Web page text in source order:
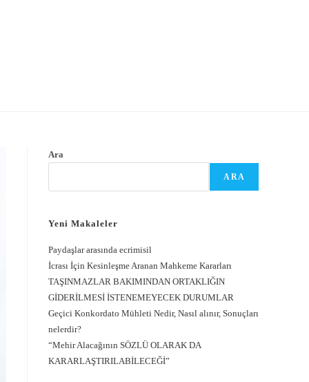
Ara
ARA
Yeni Makaleler
Paydaşlar arasında ecrimisil
İcrası İçin Kesinleşme Aranan Mahkeme Kararları
TAŞINMAZLAR BAKIMINDAN ORTAKLIĞIN
GİDERİLMESİ İSTENEMEYECEK DURUMLAR
Geçici Konkordato Mühleti Nedir, Nasıl alınır, Sonuçları
nelerdir?
“Mehir Alacağının SÖZLÜ OLARAK DA
KARARLAŞTIRILABİLECEĞİ”